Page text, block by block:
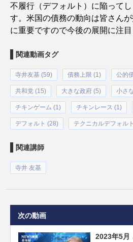
不履行（デフォルト）に陥って
す。米国の債務の動向は皆さん
に重要ですので今後の展開に注目
関連動画タグ
寺井友基 (59) 債務上限 (1) 公的
共和党 (15) 大きな政府 (5) 小さ
チキンゲーム (1) チキンレース (1)
デフォルト (28) テクニカルデフォル
関連講師
寺井 友基
次の動画
2023年5月